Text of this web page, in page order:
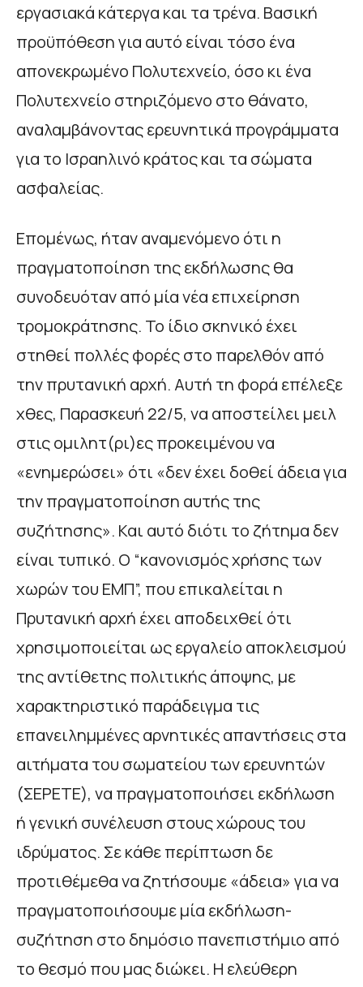
εργασιακά κάτεργα και τα τρένα. Βασική
προϋπόθεση για αυτό είναι τόσο ένα
απονεκρωμένο Πολυτεχνείο, όσο κι ένα
Πολυτεχνείο στηριζόμενο στο θάνατο,
αναλαμβάνοντας ερευνητικά προγράμματα
για το Ισραηλινό κράτος και τα σώματα
ασφαλείας.
Επομένως, ήταν αναμενόμενο ότι η
πραγματοποίηση της εκδήλωσης θα
συνοδευόταν από μία νέα επιχείρηση
τρομοκράτησης. Το ίδιο σκηνικό έχει
στηθεί πολλές φορές στο παρελθόν από
την πρυτανική αρχή. Αυτή τη φορά επέλεξε
χθες, Παρασκευή 22/5, να αποστείλει μειλ
στις ομιλητ(ρι)ες προκειμένου να
«ενημερώσει» ότι «δεν έχει δοθεί άδεια για
την πραγματοποίηση αυτής της
συζήτησης». Και αυτό διότι το ζήτημα δεν
είναι τυπικό. Ο “κανονισμός χρήσης των
χωρών του ΕΜΠ”, που επικαλείται η
Πρυτανική αρχή έχει αποδειχθεί ότι
χρησιμοποιείται ως εργαλείο αποκλεισμού
της αντίθετης πολιτικής άποψης, με
χαρακτηριστικό παράδειγμα τις
επανειλημμένες αρνητικές απαντήσεις στα
αιτήματα του σωματείου των ερευνητών
(ΣΕΡΕΤΕ), να πραγματοποιήσει εκδήλωση
ή γενική συνέλευση στους χώρους του
ιδρύματος. Σε κάθε περίπτωση δε
προτιθέμεθα να ζητήσουμε «άδεια» για να
πραγματοποιήσουμε μία εκδήλωση-
συζήτηση στο δημόσιο πανεπιστήμιο από
το θεσμό που μας διώκει. Η ελεύθερη